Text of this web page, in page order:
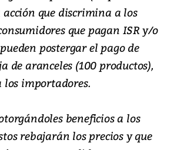
que discrimina a los
que pagan ISR y/o
postergar el pago de
de aranceles (100 productos),
los importadores.
beneficios a los
rebajarán los precios y que